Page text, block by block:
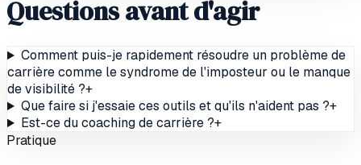
Questions avant d'agir
Comment puis-je rapidement résoudre un problème de
carrière comme le syndrome de l'imposteur ou le manque
de visibilité ?+
Que faire si j'essaie ces outils et qu'ils n'aident pas ?+
Est-ce du coaching de carrière ?+
Pratique